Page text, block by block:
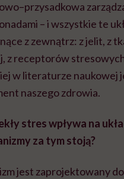
– i wszystkie te
z zewnątrz: z jelit, z
z receptorów
w literaturze naukowej
naszego zdrowia.
stres wpływa na
za tym stoją?
jest zaprojektowany